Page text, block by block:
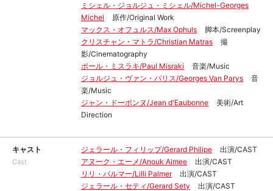
ミシェル・ジョルジュ・ミシェル/Michel-Georges
Michel
原作/Original Work
マックス・オフュルス/Max Ophuls
脚本/Screenplay
クリスチャン・マトラ/Christian Matras
撮
影/Cinematography
ポール・ミスラキ/Paul Misraki
音楽/Music
ジョルジュ・ヴァン・パリス/Georges Van Parys
音
楽/Music
ジャン・ドーボンヌ/Jean d'Eaubonne
美術/Art
Direction
キャスト
Cast
ジェラール・フィリップ/Gerard Philipe
出演/CAST
アヌーク・エーメ/Anouk Aimee
出演/CAST
リリ・パルマー/Lilli Palmer
出演/CAST
ジェラール・セティ/Gerard Sety
出演/CAST